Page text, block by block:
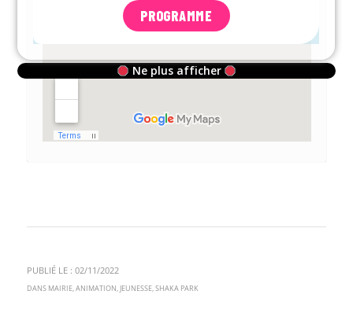
PUBLIÉ LE : 02/11/2022
DANS MAIRIE, ANIMATION JEUNESSE, SHAKA PARK
PROGRAMME
Ne plus afficher